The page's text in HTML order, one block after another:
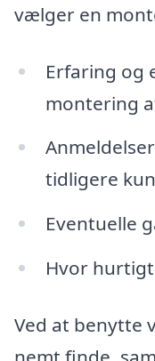
vælger en
Erfaring og
montering
tidligere
Eventuelle
Hvor
Ved at benytte